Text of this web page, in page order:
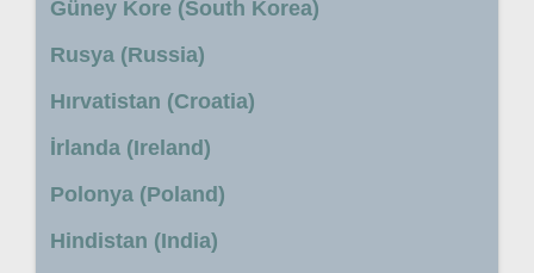
Güney Kore (South Korea)
Rusya (Russia)
Hırvatistan (Croatia)
İrlanda (Ireland)
Polonya (Poland)
Hindistan (India)